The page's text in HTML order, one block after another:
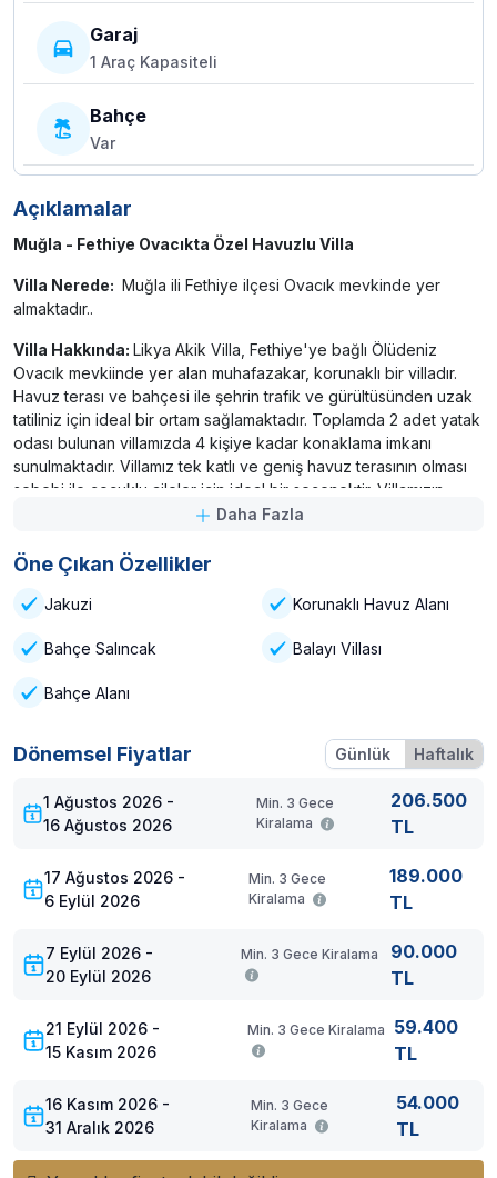
Garaj
1 Araç Kapasiteli
Bahçe
Var
Açıklamalar
Muğla - Fethiye Ovacıkta Özel Havuzlu Villa
Villa Nerede: Muğla ili Fethiye ilçesi Ovacık mevkinde yer
almaktadır..
Villa Hakkında: Likya Akik Villa, Fethiye'ye bağlı Ölüdeniz
Ovacık mevkiinde yer alan muhafazakar, korunaklı bir villadır.
Havuz terası ve bahçesi ile şehrin trafik ve gürültüsünden uzak
tatiliniz için ideal bir ortam sağlamaktadır. Toplamda 2 adet yatak
odası bulunan villamızda 4 kişiye kadar konaklama imkanı
sunulmaktadır. Villamız tek katlı ve geniş havuz terasının olması
sebebi ile çocuklu aileler için ideal bir seçenektir. Villamızın
konumu gereği havuzu ve havuz terası korunaklı olup çevreden
villa seçeneği olarak hizmet vermektedir. Not: Kalabalık gelmek
benzer villalarımız yer almaktadır. Müsaitlik durumuna göre
dolaşmak yasaktır. Villalarımız alkolsüz konsept olup açık
Villa Havuz:Muhafazakar aileler için uygun, özel korunaklı
Villa Eğlence-İnternet:
Villamızda İnternet ve Wi-fi
bulunmaktadır. Bölgenin internet alt yapısı ve internet servis
kullanımı; E-postalar, sosyal medya, internet, haber,
gazete siteleri için yeterli olup film ve video izleme, dosya
Villa Dış Mekân:Bahçede havuz başında 4 şezlong, şemsiye,
Villa Odaları:
1. Yatak Odası: 1 adet çift kişilik yatak, jakuzi, ebeveyn
Daha Fazla
Öne Çıkan Özellikler
Jakuzi Korunaklı Havuz Alanı
Bahçe Salıncak Balayı Villası
Bahçe Alanı
Dönemsel Fiyatlar Günlük Haftalık
1 Ağustos 2026 -
16 Ağustos 2026
Min. 3 Gece
Kiralama
206.500
TL
17 Ağustos 2026 -
6 Eylül 2026
Min. 3 Gece
Kiralama
189.000
TL
7 Eylül 2026 -
20 Eylül 2026
Min. 3 Gece Kiralama
90.000
TL
21 Eylül 2026 -
15 Kasım 2026
Min. 3 Gece Kiralama
59.400
TL
16 Kasım 2026 -
31 Aralık 2026
Min. 3 Gece
Kiralama
54.000
TL